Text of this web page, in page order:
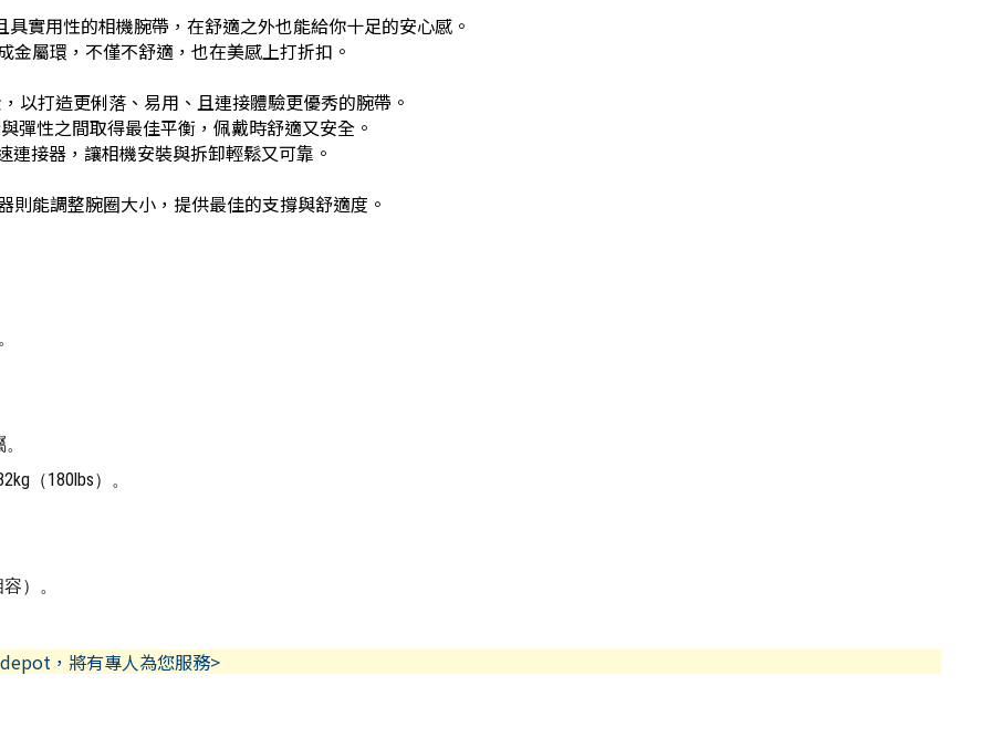
實用性的相機腕帶，在舒適之外也能給你十足的安心感。
屬環，不僅不舒適，也在美感上打折扣。
打造更俐落、易用、且連接體驗更優秀的腕帶。
彈性之間取得最佳平衡，佩戴時舒適又安全。
接器，讓相機安裝與拆卸輕鬆又可靠。
能調整腕圈大小，提供最佳的支撐與舒適度。
（180lbs）。
）。
，將有專人為您服務>